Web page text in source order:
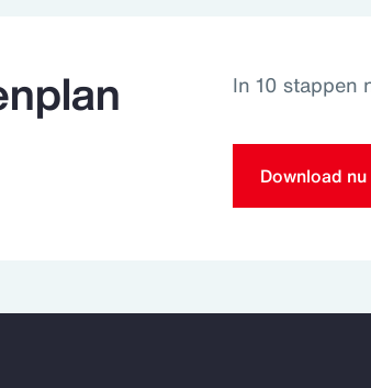
In 10 stappen
Download nu